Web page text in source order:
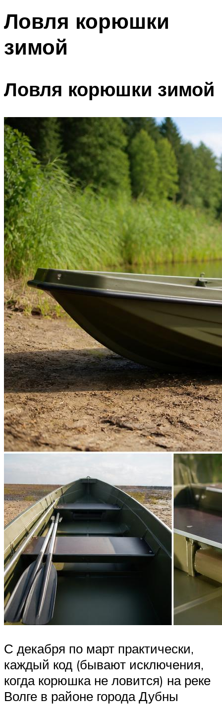
Ловля корюшки
зимой
Ловля корюшки зимой
С декабря по март практически,
каждый код (бывают исключения,
когда корюшка не ловится) на реке
Волге в районе города Дубны